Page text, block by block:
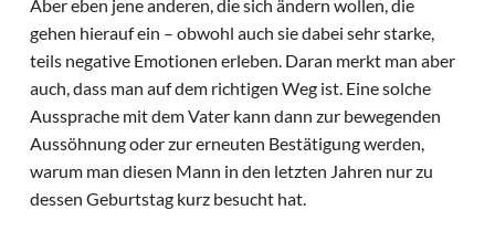
Aber eben jene anderen, die sich ändern wollen, die
gehen hierauf ein – obwohl auch sie dabei sehr starke,
teils negative Emotionen erleben. Daran merkt man aber
auch, dass man auf dem richtigen Weg ist. Eine solche
Aussprache mit dem Vater kann dann zur bewegenden
Aussöhnung oder zur erneuten Bestätigung werden,
warum man diesen Mann in den letzten Jahren nur zu
dessen Geburtstag kurz besucht hat.